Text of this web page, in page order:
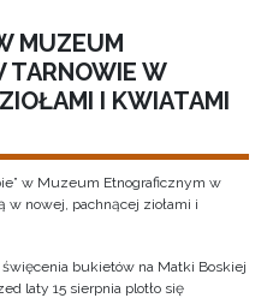
MUZEUM
TARNOWIE W
I KWIATAMI
w Muzeum Etnograficznym w
w nowej, pachnącej ziołami i
bukietów na Matki Boskiej
laty 15 sierpnia plotło się